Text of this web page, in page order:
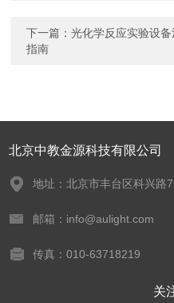
下一篇：光化学反应实验设
指南
北京中教金源科技有限公司
地址：北京市丰台区科兴路
邮箱：info@aulight.com
传真：010-63718219
关